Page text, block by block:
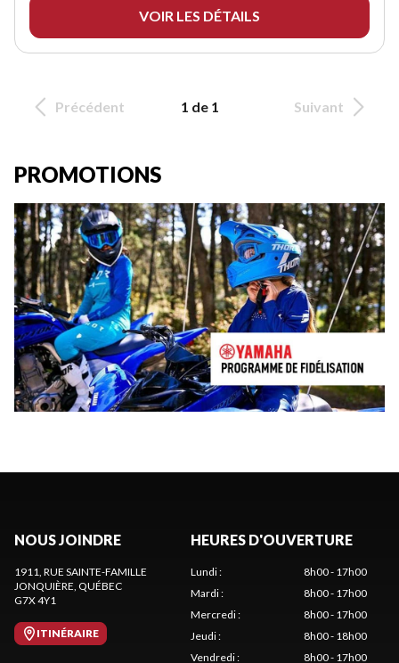
VOIR LES DÉTAILS
Précédent 1 de 1 Suivant
PROMOTIONS
NOUS JOINDRE
1911, RUE SAINTE-FAMILLE
JONQUIÈRE, QUÉBEC
G7X 4Y1
ITINÉRAIRE
HEURES D'OUVERTURE
Lundi:
8h00 - 17h00
Mardi:
8h00 - 17h00
Mercredi:
8h00 - 17h00
Jeudi:
8h00 - 18h00
Vendredi: 8h00 - 17h00